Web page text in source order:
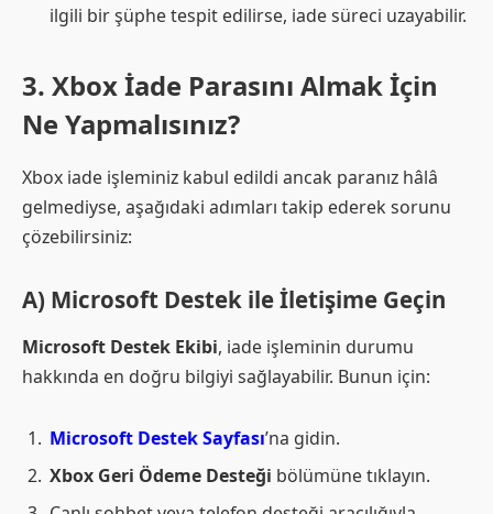
ilgili bir şüphe tespit edilirse, iade süreci uzayabilir.
3. Xbox İade Parasını Almak İçin
Ne Yapmalısınız?
Xbox iade işleminiz kabul edildi ancak paranız hâlâ
gelmediyse, aşağıdaki adımları takip ederek sorunu
çözebilirsiniz:
A) Microsoft Destek ile İletişime Geçin
Microsoft Destek Ekibi, iade işleminin durumu
hakkında en doğru bilgiyi sağlayabilir. Bunun için:
Microsoft Destek Sayfası’na gidin.
Xbox Geri Ödeme Desteği bölümüne tıklayın.